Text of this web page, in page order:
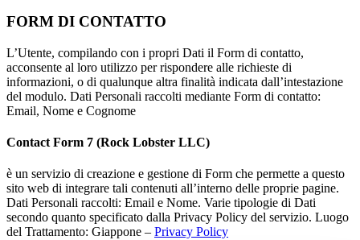
FORM DI CONTATTO
L’Utente, compilando con i propri Dati il Form di contatto,
acconsente al loro utilizzo per rispondere alle richieste di
informazioni, o di qualunque altra finalità indicata dall’intestazione
del modulo. Dati Personali raccolti mediante Form di contatto:
Email, Nome e Cognome
Contact Form 7 (Rock Lobster LLC)
è un servizio di creazione e gestione di Form che permette a questo
sito web di integrare tali contenuti all’interno delle proprie pagine.
Dati Personali raccolti: Email e Nome. Varie tipologie di Dati
secondo quanto specificato dalla Privacy Policy del servizio. Luogo
del Trattamento: Giappone – Privacy Policy